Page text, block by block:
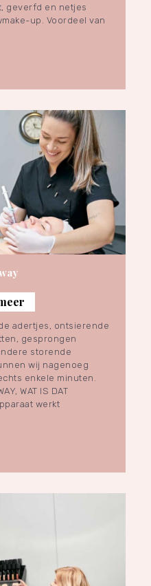
geverfd en netjes
up. Voordeel van
adertjes, ontsierende
gesprongen
storende
wij nagenoeg
enkele minuten.
WAT IS DAT
werkt